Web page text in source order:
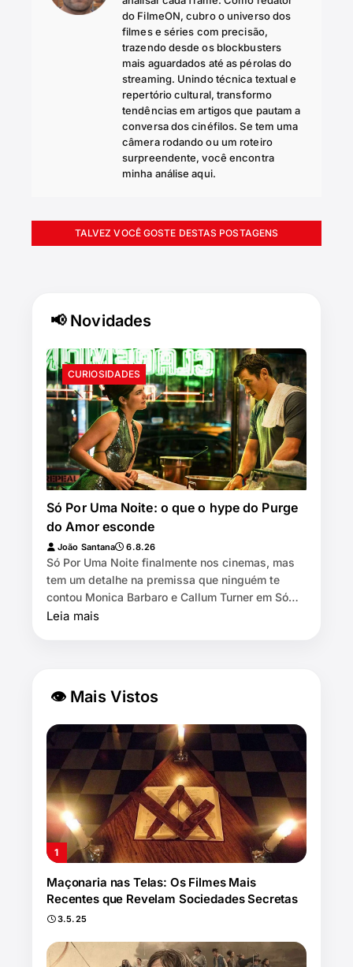
do FilmeON, cubro o universo dos
filmes e séries com precisão,
trazendo desde os blockbusters
mais aguardados até as pérolas do
streaming. Unindo técnica textual e
repertório cultural, transformo
tendências em artigos que pautam a
conversa dos cinéfilos. Se tem uma
câmera rodando ou um roteiro
surpreendente, você encontra
minha análise aqui.
TALVEZ VOCÊ GOSTE DESTAS POSTAGENS
📢 Novidades
CURIOSIDADES
Só Por Uma Noite: o que o hype do Purge
do Amor esconde
João Santana 6.8.26
Só Por Uma Noite finalmente nos cinemas, mas
tem um detalhe na premissa que ninguém te
contou Monica Barbaro e Callum Turner em Só
Leia mais
👁 Mais Vistos
Maçonaria nas Telas: Os Filmes Mais
Recentes que Revelam Sociedades Secretas
3.5.25